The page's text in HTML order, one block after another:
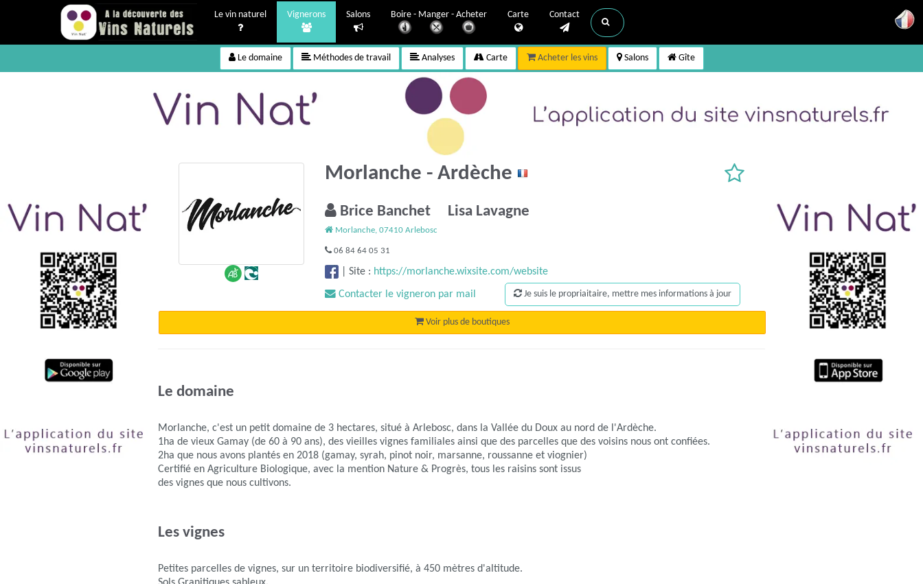
Le vin naturel Vignerons Salons Boire - Manger - Acheter Carte Contact
Le domaine Méthodes de travail Analyses Carte Acheter les vins Salons Gîte
Morlanche - Ardèche
Brice Banchet Lisa Lavagne
Morlanche, 07410 Arlebosc
06 84 64 05 31
|Site : https://morlanche.wixsite.com/website
Contacter le vigneron par mail Je suis le propriaitaire, mettre mes informations à jour
Voir plus de boutiques
Le domaine
Morlanche, c'est un petit domaine de 3 hectares, situé à Arlebosc, dans la Vallée du Doux au nord de l'Ardèche.
1ha de vieux Gamay (de 60 à 90 ans), des vieilles vignes familiales ainsi que des parcelles que des voisins nous ont confiées.
2ha que nous avons plantés en 2018 (gamay, syrah, pinot noir, marsanne, roussanne et viognier)
Certifié en Agriculture Biologique, avec la mention Nature & Progrès, tous les raisins sont issus
des vignes que nous cultivons.
Les vignes
Petites parcelles de vignes, sur un territoire biodiversifié, à 450 mètres d'altitude.